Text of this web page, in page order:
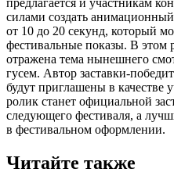
силами создать
от 10 до 20 секунд, который
фестивальные показы. В этом
отражена тема нынешнего
гусем. Автор заставки-
будут приглашены в качестве
ролик станет официальной
следующего фестиваля, а
в фестивальном оформлении.
Читайте также